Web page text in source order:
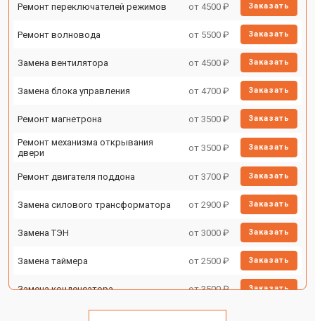
Ремонт переключателей режимов от 4500 ₽ Заказать
Ремонт волновода от 5500 ₽ Заказать
Замена вентилятора от 4500 ₽ Заказать
Замена блока управления от 4700 ₽ Заказать
Ремонт магнетрона от 3500 ₽ Заказать
Ремонт механизма открывания
двери
от 3500 ₽ Заказать
Ремонт двигателя поддона от 3700 ₽ Заказать
Замена силового трансформатора от 2900 ₽ Заказать
Замена ТЭН от 3000 ₽ Заказать
Замена таймера от 2500 ₽ Заказать
Замена конденсатора от 3500 ₽ Заказать
Ремонт платы управления